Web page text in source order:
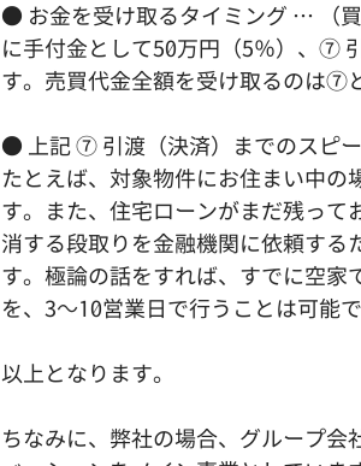
● お金を受け取るタイミング … （
に手付金として50万円（5％）、⑦
す。売買代金全額を受け取るのは⑦
● 上記 ⑦ 引渡（決済）までのスピ
たとえば、対象物件にお住まい中
す。また、住宅ローンがまだ残っ
消する段取りを金融機関に依頼する
す。極論の話をすれば、すでに空
を、3～10営業日で行うことは可能
以上となります。
ちなみに、弊社の場合、グループ